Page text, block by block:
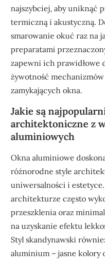
najszybciej, aby uniknąć
termiczną i akustyczną.
smarowanie okuć raz na
preparatami
zapewni ich prawidłowe
żywotność
zamykających okna.
Jakie są
architektoniczne z
aluminiowych
Okna aluminiowe
różnorodne style
uniwersalności i
architekturze często
przeszklenia oraz
na uzyskanie efektu
Styl skandynawski
aluminium – jasne kolory